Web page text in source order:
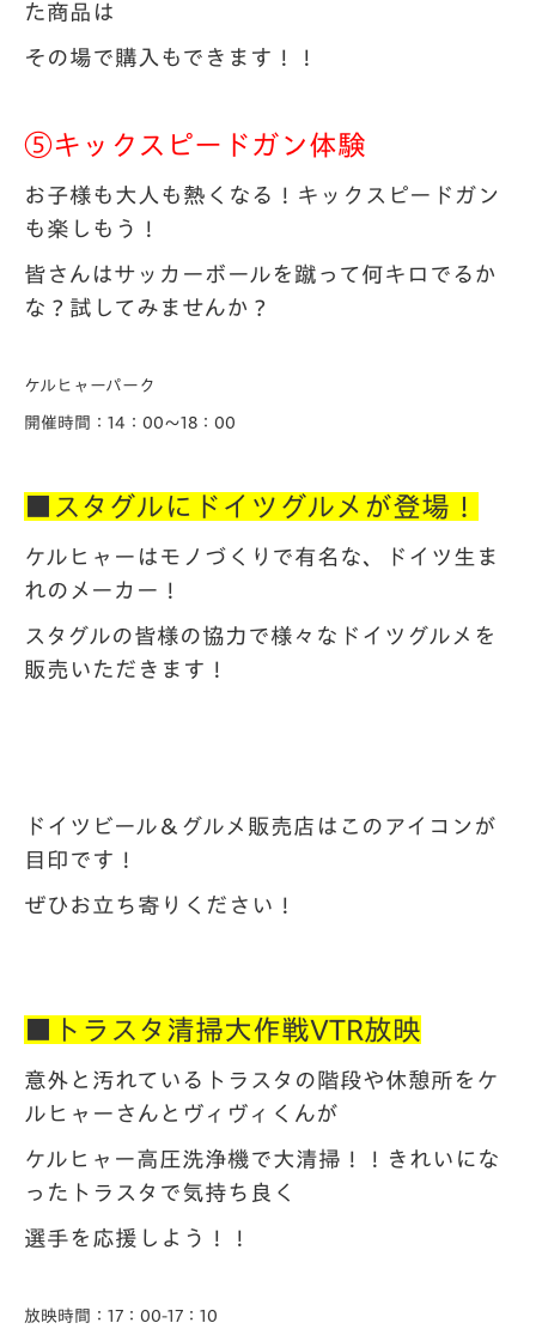
た商品は
その場で購入もできます！！
⑤キックスピードガン体験
お子様も大人も熱くなる！キックスピードガン
も楽しもう！
皆さんはサッカーボールを蹴って何キロでるか
な？試してみませんか？
ケルヒャーパーク
開催時間：14：00～18：00
■スタグルにドイツグルメが登場！
ケルヒャーはモノづくりで有名な、ドイツ生ま
れのメーカー！
スタグルの皆様の協力で様々なドイツグルメを
販売いただきます！
ドイツビール＆グルメ販売店はこのアイコンが
目印です！
ぜひお立ち寄りください！
■トラスタ清掃大作戦VTR放映
意外と汚れているトラスタの階段や休憩所をケ
ルヒャーさんとヴィヴィくんが
ケルヒャー高圧洗浄機で大清掃！！きれいにな
ったトラスタで気持ち良く
選手を応援しよう！！
放映時間：17：00-17：10